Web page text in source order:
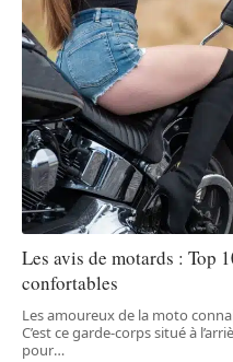
Les avis de motards : Top
confortables
Les amoureux de la moto
C’est ce garde-corps situé à
pour…